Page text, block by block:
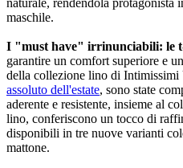
maschile.
I "must have" irrinunciabili: le
garantire un comfort superiore e
della collezione lino di Intimissimi
assoluto dell'estate, sono state
aderente e resistente, insieme al
lino, conferiscono un tocco di
disponibili in tre nuove varianti
mattone.